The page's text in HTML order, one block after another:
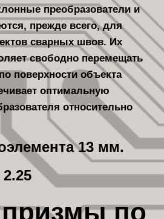
преобразователи и
прежде всего, для
сварных швов. Их
свободно перемещать
поверхности объекта
оптимальную
относительно
13 мм.
по